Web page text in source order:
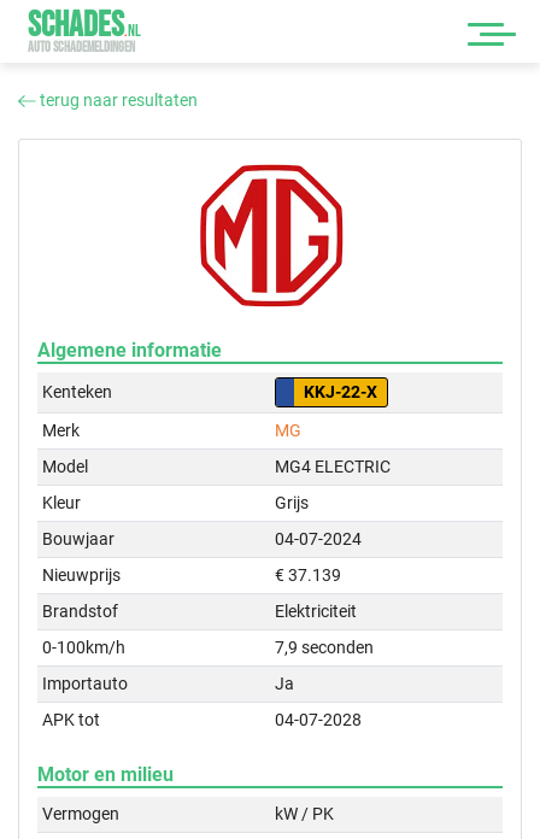
SCHADES.NL
AUTO SCHADEMELDINGEN
terug naar resultaten
Algemene informatie
Kenteken
KKJ-22-X
Merk
MG
Model
MG4 ELECTRIC
Kleur
Grijs
Bouwjaar
04-07-2024
Nieuwprijs
€ 37.139
Brandstof
Elektriciteit
0-100km/h
7,9 seconden
Importauto
Ja
APK tot
04-07-2028
Motor en milieu
Vermogen
kW / PK